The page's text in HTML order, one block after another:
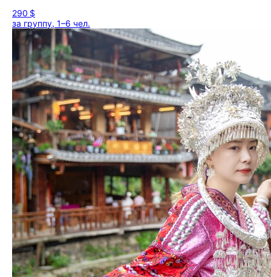
290 $
за группу, 1–6 чел.